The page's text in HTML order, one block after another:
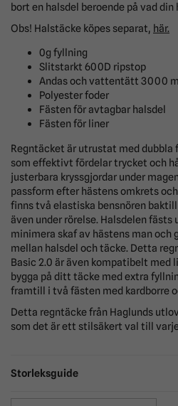
Storleksguide
bort en halsdel beroende på vad
Obs! Halstäcke köpes separat, här.
0g fyllning
Slitstarkt 600D ripstop
Andas och vattentätt 3000
Polyester foder
Fästen för avtagbar halsdel
Fästen för liner
Regntäcket är utrustat med dubbla
som effektivt fördelar trycket och
justerbara kryssgjordar under
passform efter hästens omkrets
finns två elastiska bensnören
även under rörelse. Halsdelen
minimera skaf av hästens man och
mellan halsdel och täcke. Detta
Basic 2.0 är även kompatibelt med
bygga på ditt täcke med extra
framtill i två fästen med kardborre
Detta regntäcke från Haglunds
som det är ett stilsäkert val till